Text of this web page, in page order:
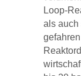
Loop-
als auch